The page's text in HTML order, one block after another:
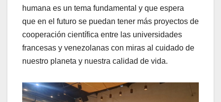
humana es un tema fundamental y que espera
que en el futuro se puedan tener más proyectos de
cooperación científica entre las universidades
francesas y venezolanas con miras al cuidado de
nuestro planeta y nuestra calidad de vida.